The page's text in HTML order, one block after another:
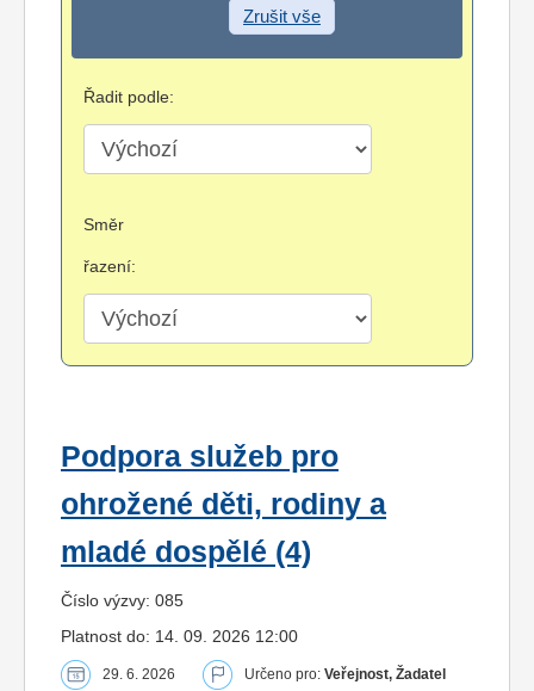
Zrušit vše
Řadit podle:
Směr
řazení:
Podpora služeb pro
ohrožené děti, rodiny a
mladé dospělé (4)
Číslo výzvy: 085
Platnost do: 14. 09. 2026 12:00
29. 6. 2026 Určeno pro: Veřejnost, Žadatel